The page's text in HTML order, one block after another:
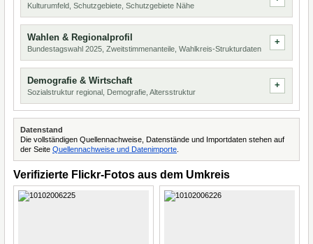
Kulturumfeld, Schutzgebiete, Schutzgebiete Nähe
Wahlen & Regionalprofil
Bundestagswahl 2025, Zweitstimmenanteile, Wahlkreis-Strukturdaten
Demografie & Wirtschaft
Sozialstruktur regional, Demografie, Altersstruktur
Datenstand
Die vollständigen Quellennachweise, Datenstände und Importdaten stehen auf
der Seite Quellennachweise und Datenimporte
Verifizierte Flickr-Fotos aus dem Umkreis